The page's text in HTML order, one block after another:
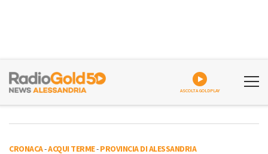
ASCOLTA GOLDPLAY
CRONACA-ACQUI TERME-PROVINCIA DI ALESSANDRIA